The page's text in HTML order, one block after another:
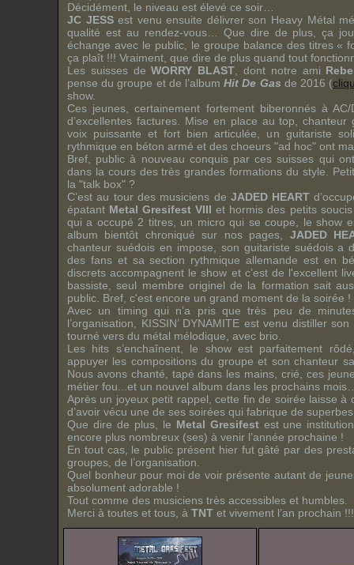
Décidément, le niveau est élevé ce soir…
JC JESSest venu ensuite délivrer son Heavy Métal
qualité est au rendez-vous… Que dire de plus, ça
échange avec le public, le groupe balance des titres «
ça plaît !!! Vraiment, que dire de plus quand tout
Les suisses deWORRY BLAST , dont notre ami
pense du groupe et de l’albumHit De Gas de 2016 (
show.
Ces jeunes, certainement fortement biberonnés àAC/
d’excellentes factures. Mise en place au top,
voix puissante et fort bien articulée, un guitariste
rythmique en béton armé et des choeurs "ad hoc" ont
Bref, public à nouveau conquis par ces suisses qui
dans la cours des très grandes formations du style.
la "talk box" ?
C’est au tour des musiciens de JADED HEART
épatant Metal Gresifest VIII et hormis des petits
qui a occupé 2 titres, un micro qui se coupe, le show
album bientôt chroniqué sur nos pages, JADED
chanteur suédois en impose, son guitariste suédois a
des fans et sa section rythmique allemande est en
discrets accompagnent le show et c’est de l'excellent
bassiste, seul membre originel de la formation sait
public. Bref, c'est encore un grand moment de la soirée !
Avec un timing qui n’a pris que très peu de
l’organisation, KISSIN’ DYNAMITE est venu distiller son
tourné vers du métal mélodique, avec brio.
Les hits s’enchaînent, le show est parfaitement
appuyer les compositions du groupe et son chanteur
Nous avons chanté, tapé dans les mains, crié, ces
métier fou...et un nouvel album dans les prochains
Après un joyeux petit rappel, cette fin de soirée laisse à
d’avoir vécu une de ses soirées qui fabrique de
Que dire de plus, le Metal Gresifestest une
encore plus nombreux (ses) à venir l’année prochaine !
En tout cas, le public présent hier fut gâté par des
groupes, de l’organisation.
Quel bonheur pour moi de voir présente autant de
absolument adorable !
Tout comme des musiciens très accessibles et humbles.
Merci à toutes et tous, à TNT et vivement l’an prochain !!!